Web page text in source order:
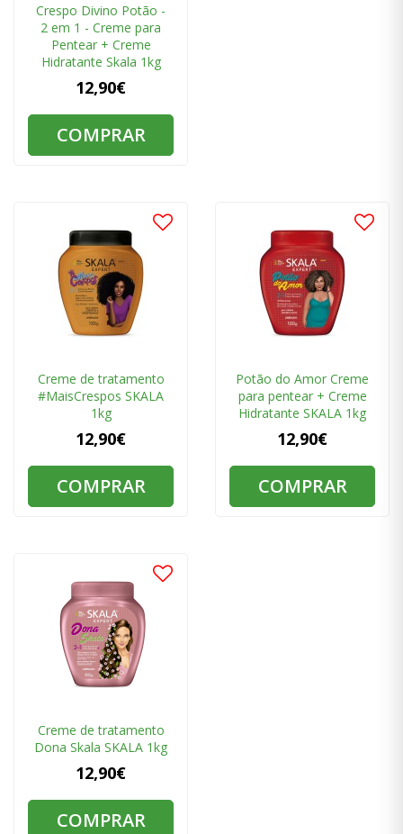
Crespo Divino Potão -
2 em 1 - Creme para
Pentear + Creme
Hidratante Skala 1kg
12,90€
COMPRAR
Creme de tratamento
#MaisCrespos SKALA
1kg
12,90€
COMPRAR
Potão do Amor Creme
para pentear + Creme
Hidratante SKALA 1kg
12,90€
COMPRAR
Creme de tratamento
Dona Skala SKALA 1kg
12,90€
COMPRAR